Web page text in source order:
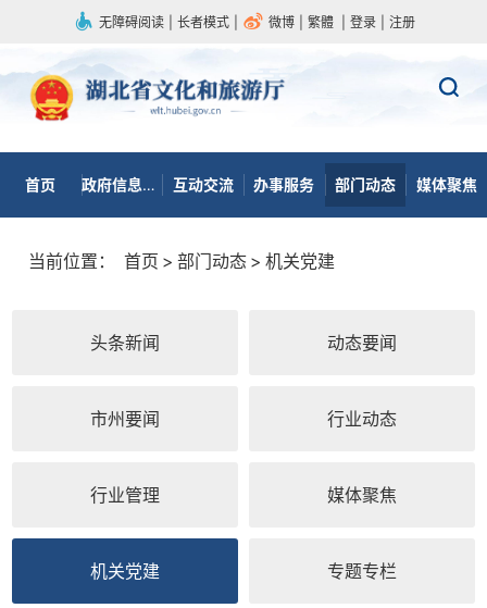
无障碍阅读 长者模式 微博 繁體 登录 注册
首页 政府信息公开 互动交流 办事服务 部门动态 媒体聚焦
当前位置： 首页 > 部门动态 > 机关党建
头条新闻 动态要闻
市州要闻 行业动态
行业管理 媒体聚焦
机关党建 专题专栏